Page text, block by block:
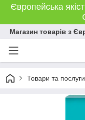
Європейська
Магазин товарів з
Товари та послуги